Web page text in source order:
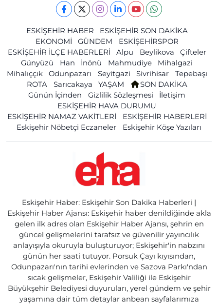
ESKİŞEHİR HABER
ESKİŞEHİR SON DAKİKA
EKONOMİ
GÜNDEM
ESKİŞEHİRSPOR
ESKİŞEHİR İLÇE HABERLERİ
Alpu Beylikova
Çifteler
Günyüzü
Han İnönü Mahmudiye
Mihalgazi
Mihalıççık
Odunpazarı Seyitgazi Sivrihisar
Tepebaşı
ROTA
Sarıcakaya YAŞAM
SON DAKİKA
Günün İçinden
Gizlilik Sözleşmesi
İletişim
ESKİŞEHİR HAVA DURUMU
ESKİŞEHİR NAMAZ VAKİTLERİ
ESKİŞEHİR HABERLERİ
Eskişehir Nöbetçi Eczaneler
Eskişehir Köşe Yazıları
Eskişehir Haber: Eskişehir Son Dakika Haberleri |
Eskişehir Haber Ajansı: Eskişehir haber denildiğinde akla
gelen ilk adres olan Eskişehir Haber Ajansı, şehrin en
güncel gelişmelerini tarafsız ve güvenilir yayıncılık
anlayışıyla okuruyla buluşturuyor; Eskişehir'in nabzını
günün her saati tutuyor. Porsuk Çayı kıyısından,
Odunpazarı'nın tarihi evlerinden ve Sazova Parkı'ndan
sıcak gelişmeler, Eskişehir Valiliği ile Eskişehir
Büyükşehir Belediyesi duyuruları, yerel gündem ve şehir
yaşamına dair tüm detaylar anbean sayfalarımıza